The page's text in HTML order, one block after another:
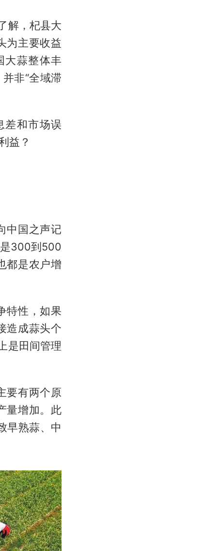
解，杞县大
为主要收益
大蒜整体丰
非“全域滞
差和市场误
益？
中国之声记
300到500
都是农户增
特性，如果
造成蒜头个
是田间管理
要有两个原
量增加。此
早熟蒜、中